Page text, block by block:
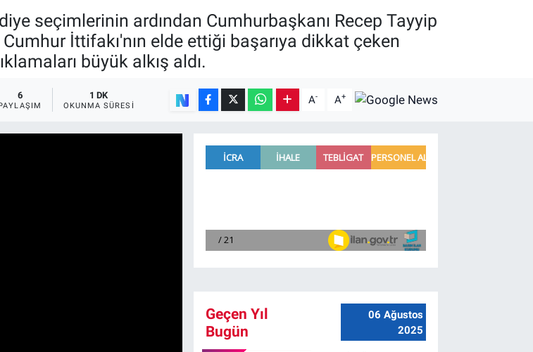
seçimlerinin ardından Cumhurbaşkanı Recep Tayyip
İttifakı'nın elde ettiği başarıya dikkat çeken
büyük alkış aldı.
6 1 DK
OKUNMA SÜRESI A- A+
Geçen Yıl
Bugün
06 Ağustos
2025